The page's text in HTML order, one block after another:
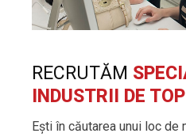
RECRUTĂM
INDUSTRII DE TOP
Ești în căutarea unui loc de